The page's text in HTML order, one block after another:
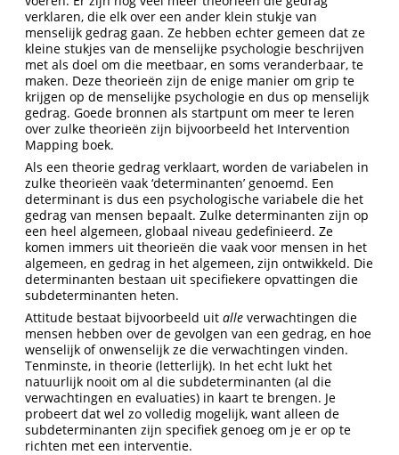
verklaren, die elk over een ander klein stukje van
menselijk gedrag gaan. Ze hebben echter gemeen dat ze
kleine stukjes van de menselijke psychologie beschrijven
met als doel om die meetbaar, en soms veranderbaar, te
maken. Deze theorieën zijn de enige manier om grip te
krijgen op de menselijke psychologie en dus op menselijk
gedrag. Goede bronnen als startpunt om meer te leren
over zulke theorieën zijn bijvoorbeeld het Intervention
Mapping boek.
Als een theorie gedrag verklaart, worden de variabelen in
zulke theorieën vaak ‘determinanten’ genoemd. Een
determinant is dus een psychologische variabele die het
gedrag van mensen bepaalt. Zulke determinanten zijn op
een heel algemeen, globaal niveau gedefinieerd. Ze
komen immers uit theorieën die vaak voor mensen in het
algemeen, en gedrag in het algemeen, zijn ontwikkeld. Die
determinanten bestaan uit specifiekere opvattingen die
subdeterminanten heten.
Attitude bestaat bijvoorbeeld uit alle verwachtingen die
mensen hebben over de gevolgen van een gedrag, en hoe
wenselijk of onwenselijk ze die verwachtingen vinden.
Tenminste, in theorie (letterlijk). In het echt lukt het
natuurlijk nooit om al die subdeterminanten (al die
verwachtingen en evaluaties) in kaart te brengen. Je
probeert dat wel zo volledig mogelijk, want alleen de
subdeterminanten zijn specifiek genoeg om je er op te
richten met een interventie.